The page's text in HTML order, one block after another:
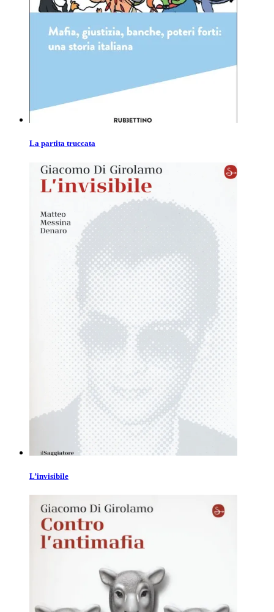
La partita truccata
L’invisibile